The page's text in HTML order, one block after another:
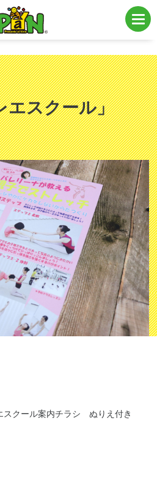
エリアの私立・公立幼稚園・保育園・こども
を実施
エスクール」
スクール案内チラシ ぬりえ付き